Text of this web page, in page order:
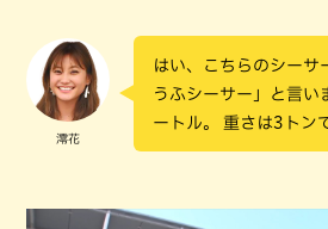
澪花
はい、こちらのシーサ
うふシーサー」と言い
ートル。 重さは3トン